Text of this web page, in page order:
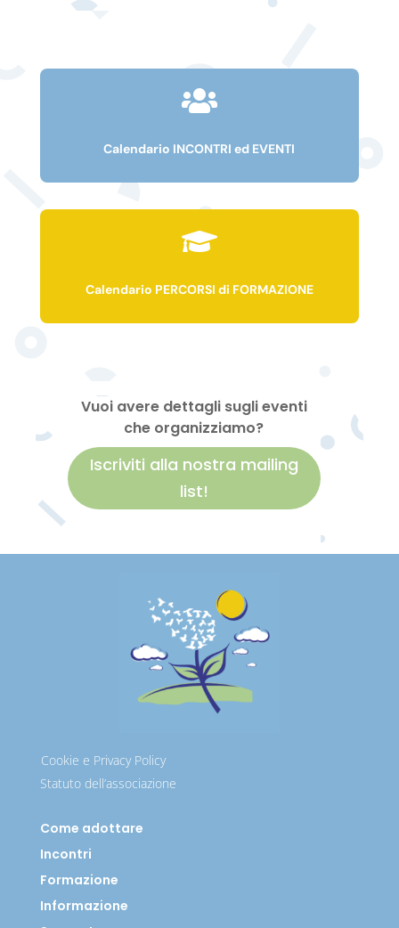

Calendario INCONTRI ed EVENTI

Calendario PERCORSI di FORMAZIONE
Vuoi avere dettagli sugli eventi
che organizziamo?
Iscriviti alla nostra mailing
list!
Cookie e Privacy Policy
Statuto dell’associazione
Come adottare
Incontri
Formazione
Informazione